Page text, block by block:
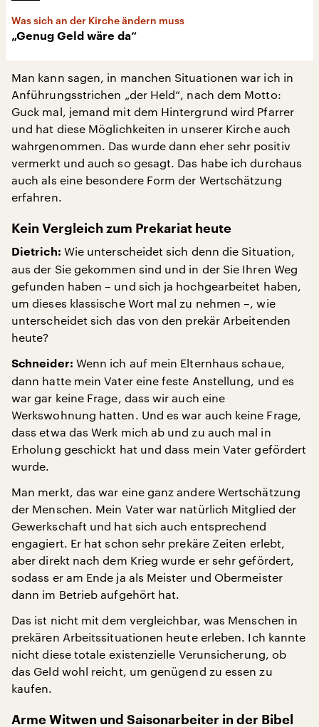
Was sich an der Kirche ändern muss
„Genug Geld wäre da“
Man kann sagen, in manchen Situationen war ich in
Anführungsstrichen „der Held“, nach dem Motto:
Guck mal, jemand mit dem Hintergrund wird Pfarrer
und hat diese Möglichkeiten in unserer Kirche auch
wahrgenommen. Das wurde dann eher sehr positiv
vermerkt und auch so gesagt. Das habe ich durchaus
auch als eine besondere Form der Wertschätzung
erfahren.
Kein Vergleich zum Prekariat heute
Dietrich: Wie unterscheidet sich denn die Situation,
aus der Sie gekommen sind und in der Sie Ihren Weg
gefunden haben – und sich ja hochgearbeitet haben,
um dieses klassische Wort mal zu nehmen –, wie
unterscheidet sich das von den prekär Arbeitenden
heute?
Schneider: Wenn ich auf mein Elternhaus schaue,
dann hatte mein Vater eine feste Anstellung, und es
war gar keine Frage, dass wir auch eine
Werkswohnung hatten. Und es war auch keine Frage,
dass etwa das Werk mich ab und zu auch mal in
Erholung geschickt hat und dass mein Vater gefördert
wurde.
Man merkt, das war eine ganz andere Wertschätzung
der Menschen. Mein Vater war natürlich Mitglied der
Gewerkschaft und hat sich auch entsprechend
engagiert. Er hat schon sehr prekäre Zeiten erlebt,
aber direkt nach dem Krieg wurde er sehr gefördert,
sodass er am Ende ja als Meister und Obermeister
dann im Betrieb aufgehört hat.
Das ist nicht mit dem vergleichbar, was Menschen in
prekären Arbeitssituationen heute erleben. Ich kannte
nicht diese totale existenzielle Verunsicherung, ob
das Geld wohl reicht, um genügend zu essen zu
kaufen.
Arme Witwen und Saisonarbeiter in der Bibel